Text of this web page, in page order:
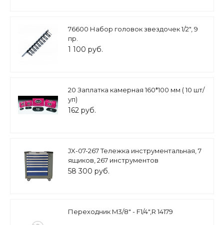
76600 Набор головок звездочек 1/2", 9
пр.
1 100 руб.
20 Заплатка камерная 160*100 мм ( 10 шт/
уп)
162 руб.
JX-07-267 Тележка инструментальная, 7
ящиков, 267 инструментов
58 300 руб.
Переходник M3/8" - F1/4",R 14179